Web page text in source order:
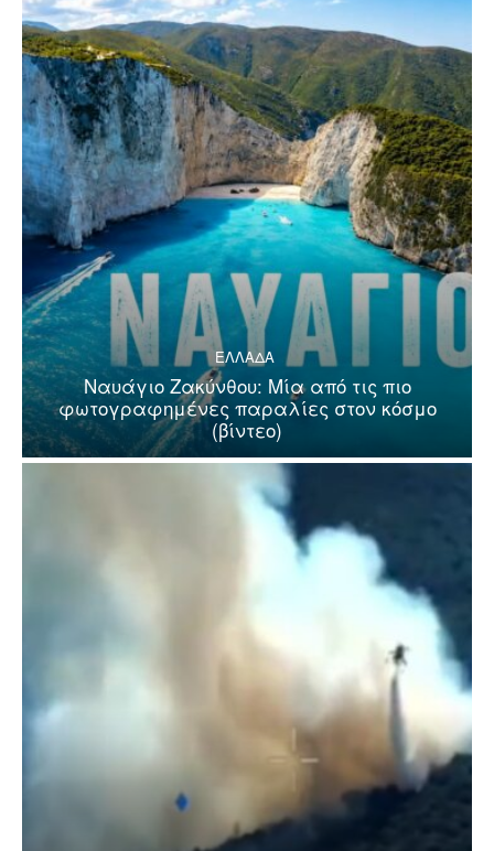
ΕΛΛΑΔΑ
Ναυάγιο Ζακύνθου: Μία από τις πιο
φωτογραφημένες παραλίες στον κόσμο
(βίντεο)